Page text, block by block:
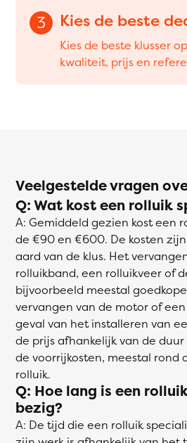
3 Kies de beste
Kies de beste klusser
kwaliteit, prijs en
Veelgestelde vragen
Q: Wat kost een rolluik
A: Gemiddeld gezien kost een
de €90 en €600. De kosten
aard van de klus. Het
rolluikband, een rolluikveer of
bijvoorbeeld meestal
vervangen van de motor of
geval van het installeren van
de prijs afhankelijk van de duur
de voorrijkosten, meestal rond
rolluik.
Q: Hoe lang is een
bezig?
A: De tijd die een rolluik